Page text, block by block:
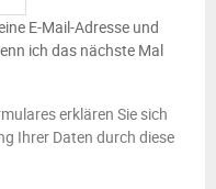
E-Mail-Adresse und
ich das nächste Mal
erklären Sie sich
Ihrer Daten durch diese